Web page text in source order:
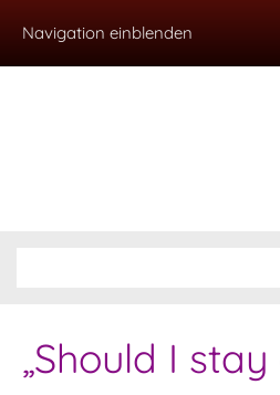
Navigation einblenden
„Should I